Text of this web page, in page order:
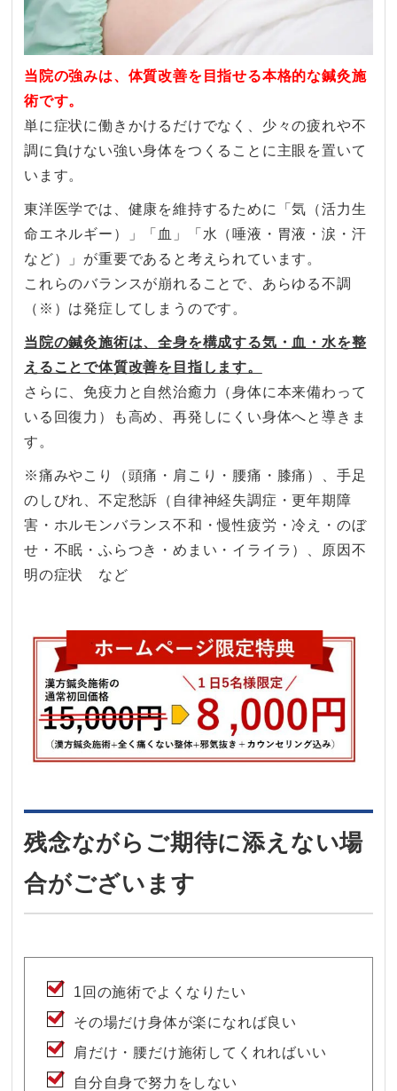
当院の強みは、体質改善を目指せる本格的な鍼灸施
術です。
単に症状に働きかけるだけでなく、少々の疲れや不
調に負けない強い身体をつくることに主眼を置いて
います。
東洋医学では、健康を維持するために「気（活力生
命エネルギー）」「血」「水（唾液・胃液・涙・汗
など）」が重要であると考えられています。
これらのバランスが崩れることで、あらゆる不調
（※）は発症してしまうのです。
当院の鍼灸施術は、全身を構成する気・血・水を整
えることで体質改善を目指します。
さらに、免疫力と自然治癒力（身体に本来備わって
いる回復力）も高め、再発しにくい身体へと導きま
す。
※痛みやこり（頭痛・肩こり・腰痛・膝痛）、手足
のしびれ、不定愁訴（自律神経失調症・更年期障
害・ホルモンバランス不和・慢性疲労・冷え・のぼ
せ・不眠・ふらつき・めまい・イライラ）、原因不
明の症状 など
残念ながらご期待に添えない場
合がございます
1回の施術でよくなりたい
その場だけ身体が楽になれば良い
肩だけ・腰だけ施術してくれればいい
自分自身で努力をしない